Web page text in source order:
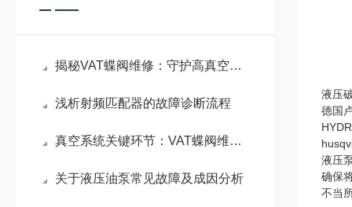
揭秘VAT蝶阀维修：守护高真空工艺的节流枢纽
浅析射频匹配器的故障诊断流程
真空系统关键环节：VAT蝶阀维修原理与密封性能重构技术
关于液压油泵常见故障及成因分析
液压
德国
液压
确保
不当